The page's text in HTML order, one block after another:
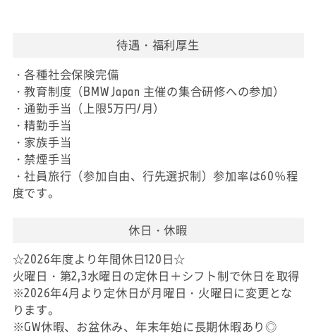
待遇・福利厚生
・各種社会保険完備
・教育制度（BMW Japan 主催の集合研修への参加）
・通勤手当（上限5万円/月）
・精勤手当
・家族手当
・禁煙手当
・社員旅行（参加自由、行先選択制）参加率は60％程
度です。
休日・休暇
☆2026年度より年間休日120日☆
火曜日・第2,3水曜日の定休日＋シフト制で休日を取得
※2026年4月より定休日が月曜日・火曜日に変更とな
ります。
※GW休暇、お盆休み、年末年始に長期休暇あり◎